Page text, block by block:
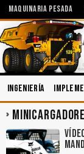
MAQUINARIA PESADA
Ingeniería